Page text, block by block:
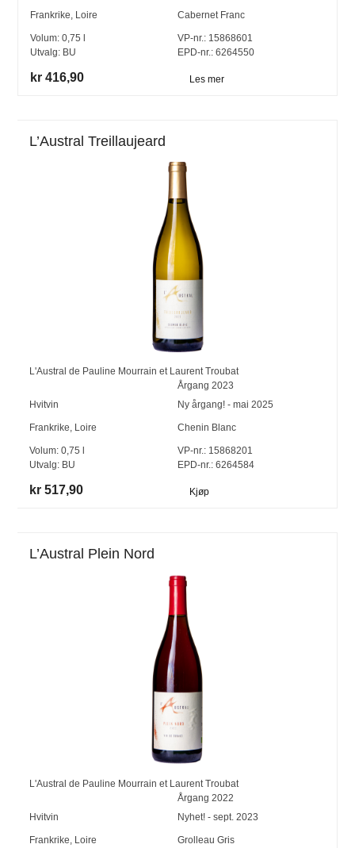
Frankrike, Loire Cabernet Franc
Volum:0,75
Utvalg: BU
VP-nr.: 15868601
EPD-nr.: 6264550
kr 416,90 Les mer
L’Austral Treillaujeard
L'Austral de Pauline Mourrain et Laurent Troubat
Årgang 2023
Hvitvin
Ny årgang! - mai 2025
Frankrike, Loire Chenin Blanc
Volum:0,75 l
Utvalg: BU
VP-nr.:15868201
EPD-nr.: 6264584
kr 517,90 Kjøp
L’Austral Plein Nord
L'Austral de Pauline Mourrain et Laurent Troubat
Årgang 2022
Hvitvin
Nyhet! - sept. 2023
Frankrike, Loire Grolleau Gris